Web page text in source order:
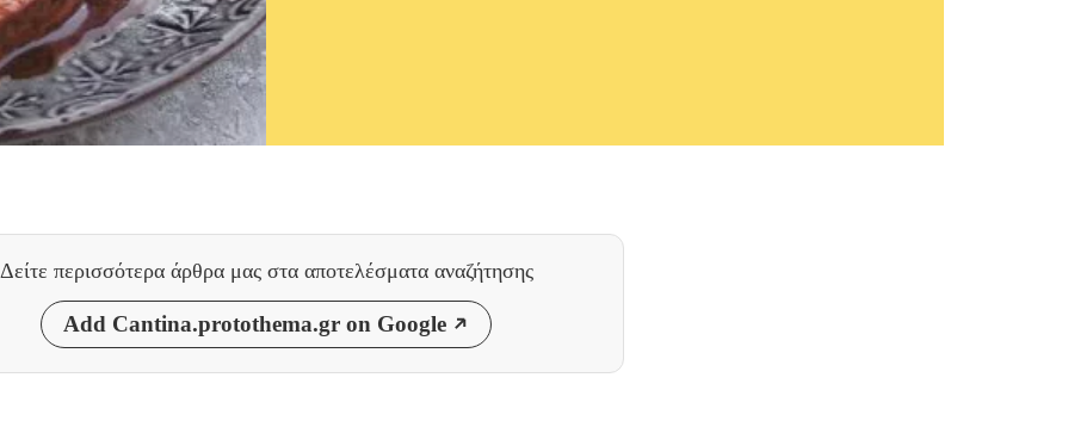
Δείτε περισσότερα άρθρα μας στα αποτελέσματα αναζήτησης
Add Cantina.protothema.gr on Google